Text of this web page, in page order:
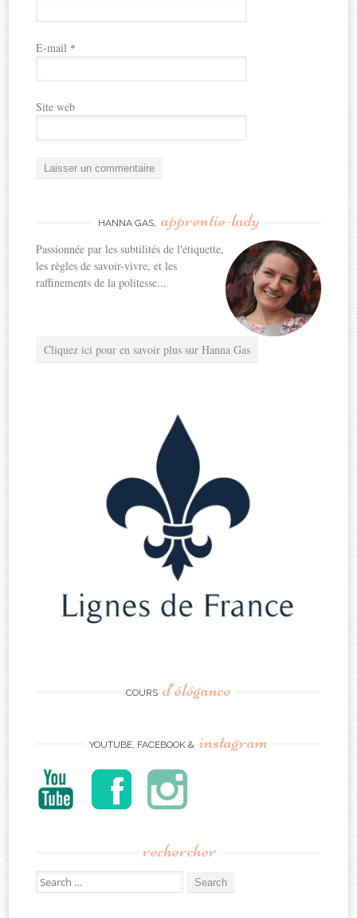
E-mail *
Site web
HANNA GAS, apprentie-lady
Passionnée par les subtilités de l'étiquette,
les règles de savoir-vivre, et les
raffinements de la politesse...
Cliquez ici pour en savoir plus sur Hanna Gas
COURS d’élégance
YOUTUBE, FACEBOOK & instagram
rechercher
Search
for: